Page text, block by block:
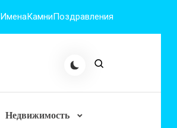
ИменаКамниПоздравления
Недвижимость